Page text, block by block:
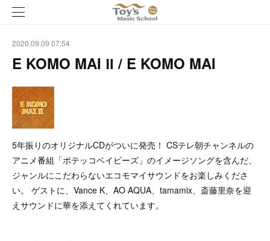
2020.09.09 07:54
E KOMO MAI Ⅱ / E KOMO MAI
5年振りのオリジナルCDがついに発売！ CSテレ朝チャンネルの
アニメ番組「ポテッコベイビーズ」のイメージソングを含んだ、
ジャンルにこだわらないエコモマイサウンドをお楽しみくださ
い。 ゲストに、Vance K、AO AQUA、tamamix、斎藤里奈を迎
えサウンドに華を添えてくれています。